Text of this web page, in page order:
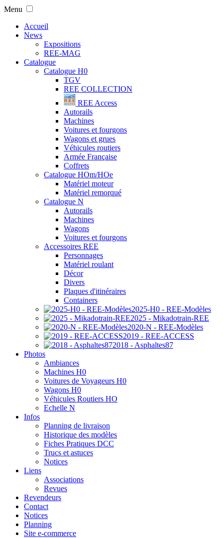
Menu
Accueil
News
Expositions
REE-MAG
Catalogue
Catalogue H0
TGV
REE COLLECTION
REE Access
Autorails
Machines
Voitures et fourgons
Wagons et grues
Véhicules routiers
Armée Française
Coffrets
Catalogue HOm/HOe
Matériel moteur
Matériel remorqué
Catalogue N
Autorails
Machines
Wagons
Voitures et fourgons
Accessoires REE
Personnages
Matériel roulant
Décor
Divers
Plaques d'itinéraires
Containers
2025-H0 - REE-Modèles
2025 - Mikadotrain-REE
2020-N - REE-Modèles
2019 - REE-ACCESS
2018 - Asphaltes87
Photos
Ambiances
Machines H0
Voitures de Voyageurs H0
Wagons H0
Véhicules Routiers HO
Echelle N
Infos
Planning de livraison
Historique des modèles
Fiches Pratiques DCC
Trucs et astuces
Notices
Liens
Associations
Revues
Revendeurs
Contact
Notices
Planning
Site e-commerce